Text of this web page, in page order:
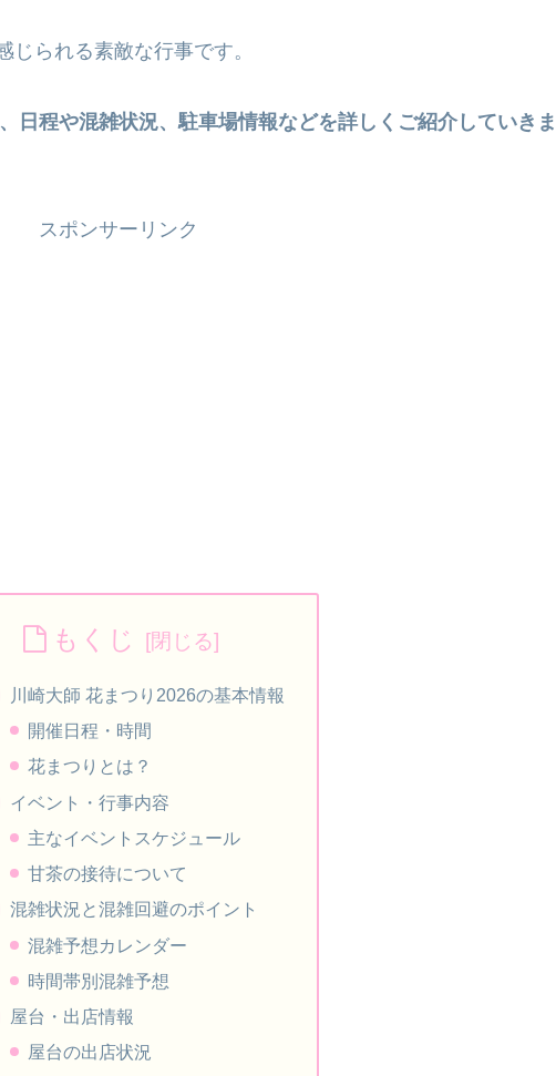
じられる素敵な行事です。
日程や混雑状況、駐車場情報などを詳しくご紹介していきま
スポンサーリンク
もくじ
川崎大師 花まつり2026の基本情報
開催日程・時間
花まつりとは？
イベント・行事内容
主なイベントスケジュール
甘茶の接待について
混雑状況と混雑回避のポイント
混雑予想カレンダー
時間帯別混雑予想
屋台・出店情報
屋台の出店状況